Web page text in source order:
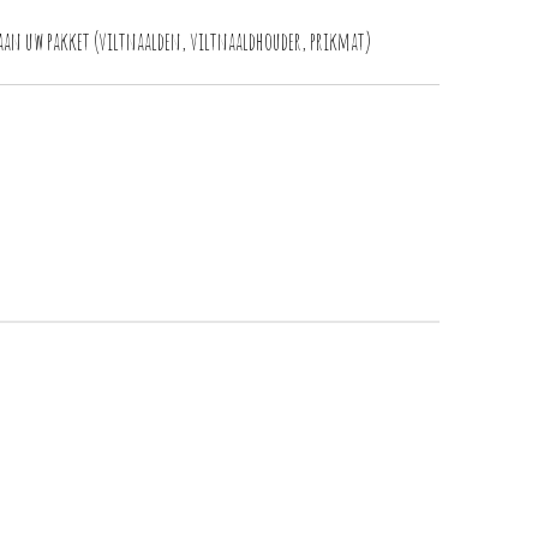
uw pakket (viltnaalden, viltnaaldhouder, prikmat)